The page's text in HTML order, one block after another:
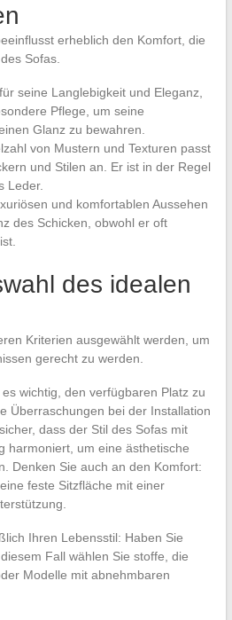
erheblich den Komfort, die
Sofas.
seine Langlebigkeit und Eleganz,
Pflege, um seine
Glanz zu bewahren.
von Mustern und Texturen passt
und Stilen an. Er ist in der Regel
Leder.
und komfortablen Aussehen
des Schicken, obwohl er oft
des idealen
Kriterien ausgewählt werden, um
gerecht zu werden.
wichtig, den verfügbaren Platz zu
Überraschungen bei der Installation
dass der Stil des Sofas mit
harmoniert, um eine ästhetische
Denken Sie auch an den Komfort:
feste Sitzfläche mit einer
Ihren Lebensstil: Haben Sie
Fall wählen Sie stoffe, die
Modelle mit abnehmbaren